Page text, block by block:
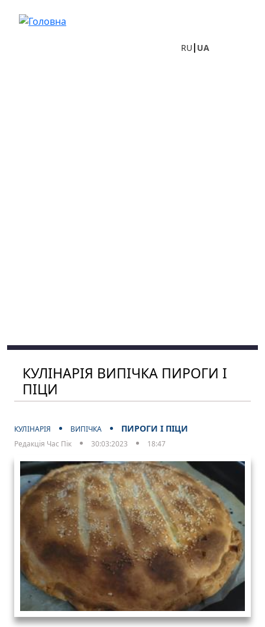
RU UA
КУЛІНАРІЯ ВИПІЧКА ПИРОГИ І
ПІЦИ
КУЛІНАРІЯ ВИПІЧКА ПИРОГИ І ПІЦИ
Редакція Час Пік 30:03:2023 18:47